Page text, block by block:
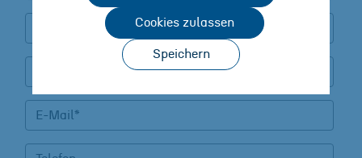
Speichern
Cookies zulassen